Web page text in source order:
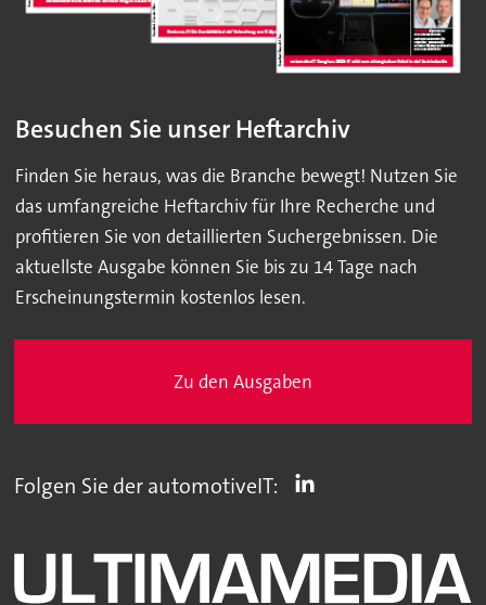
Besuchen Sie unser Heftarchiv
Finden Sie heraus, was die Branche bewegt! Nutzen Sie
das umfangreiche Heftarchiv für Ihre Recherche und
profitieren Sie von detaillierten Suchergebnissen. Die
aktuellste Ausgabe können Sie bis zu 14 Tage nach
Erscheinungstermin kostenlos lesen.
Zu den Ausgaben
Folgen Sie der automotiveIT: